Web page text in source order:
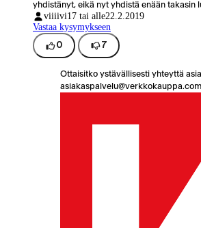
yhdistänyt, eikä nyt yhdistä enään takasin
viiiivi17 tai alle22.2.2019
Vastaa kysymykseen
0 7
Ottaisitko ystävällisesti yhteyttä
asiakaspalvelu@verkkokauppa.com